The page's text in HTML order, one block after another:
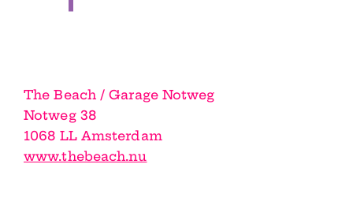
The Beach / Garage Notweg
Notweg 38
1068 LL Amsterdam
www.thebeach.nu